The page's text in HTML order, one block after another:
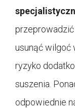
usunąć wilgoć
ryzyko
suszenia.
odpowiednie